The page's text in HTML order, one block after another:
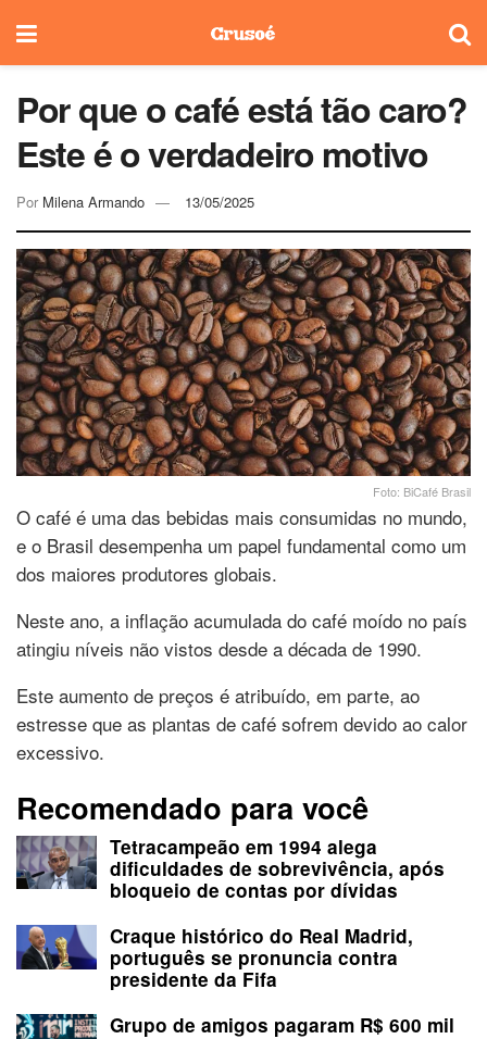
Por que o café está tão caro?
Este é o verdadeiro motivo
Por Milena Armando 13/05/2025
Foto: BiCafé Brasil
O café é uma das bebidas mais consumidas no mundo,
e o Brasil desempenha um papel fundamental como um
dos maiores produtores globais.
Neste ano, a inflação acumulada do café moído no país
atingiu níveis não vistos desde a década de 1990.
Este aumento de preços é atribuído, em parte, ao
estresse que as plantas de café sofrem devido ao calor
excessivo.
Recomendado para você
Tetracampeão em 1994 alega
dificuldades de sobrevivência, após
bloqueio de contas por dívidas
Craque histórico do Real Madrid,
português se pronuncia contra
presidente da Fifa
Grupo de amigos pagaram R$ 600 mil